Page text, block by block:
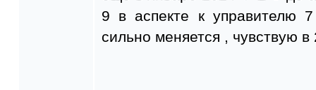
9 в аспекте к управителю
сильно меняется , чувствую